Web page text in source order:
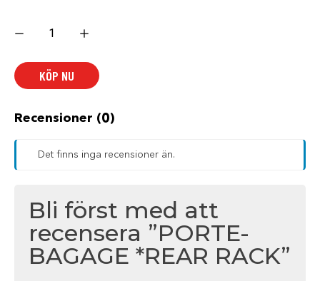
BAGAGE
mängd
KÖP NU
Recensioner (0)
Det finns inga recensioner än.
Bli först med att
recensera ”PORTE-
BAGAGE *REAR RACK”